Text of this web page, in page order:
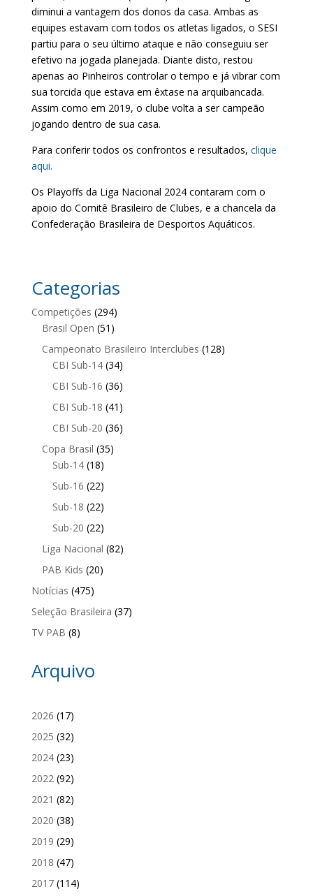
diminui a vantagem dos donos da casa. Ambas as
equipes estavam com todos os atletas ligados, o SESI
partiu para o seu último ataque e não conseguiu ser
efetivo na jogada planejada. Diante disto, restou
apenas ao Pinheiros controlar o tempo e já vibrar com
sua torcida que estava em êxtase na arquibancada.
Assim como em 2019, o clube volta a ser campeão
jogando dentro de sua casa.
Para conferir todos os confrontos e resultados, clique
aqui.
Os Playoffs da Liga Nacional 2024 contaram com o
apoio do Comitê Brasileiro de Clubes, e a chancela da
Confederação Brasileira de Desportos Aquáticos.
Categorias
Competições (294)
Brasil Open (51)
Campeonato Brasileiro Interclubes (128)
CBI Sub-14(34)
CBI Sub-16 (36)
CBI Sub-18 (41)
CBI Sub-20 (36)
Copa Brasil (35)
Sub-14(18)
Sub-16 (22)
Sub-18 (22)
Sub-20 (22)
Liga Nacional (82)
PAB Kids (20)
Notícias (475)
Seleção Brasileira (37)
TV PAB (8)
Arquivo
2026 (17)
2025 (32)
2024(23)
2022 (92)
2021 (82)
2020 (38)
2019 (29)
2018 (47)
2017(114)